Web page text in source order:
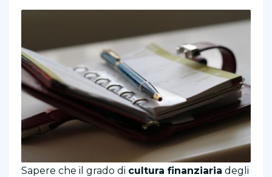
Sapere che il grado di cultura finanziaria degli